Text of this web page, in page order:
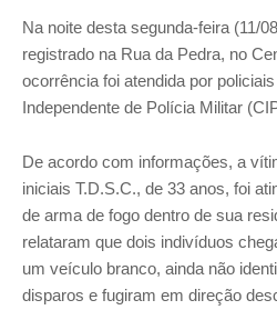
Na noite desta segunda-feira (11/
registrado na Rua da Pedra, no
ocorrência foi atendida por
Independente de Polícia Militar
De acordo com informações, a
iniciais T.D.S.C., de 33 anos, foi
de arma de fogo dentro de sua
relataram que dois indivíduos
um veículo branco, ainda não
disparos e fugiram em direção